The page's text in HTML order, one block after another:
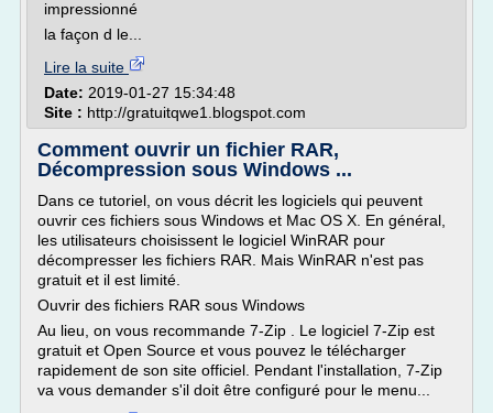
impressionné
la façon d le...
Lire la suite
Date: 2019-01-27 15:34:48
Site : http://gratuitqwe1.blogspot.com
Comment ouvrir un fichier RAR,
Décompression sous Windows ...
Dans ce tutoriel, on vous décrit les logiciels qui peuvent
ouvrir ces fichiers sous Windows et Mac OS X. En général,
les utilisateurs choisissent le logiciel WinRAR pour
décompresser les fichiers RAR. Mais WinRAR n'est pas
gratuit et il est limité.
Ouvrir des fichiers RAR sous Windows
Au lieu, on vous recommande 7-Zip . Le logiciel 7-Zip est
gratuit et Open Source et vous pouvez le télécharger
rapidement de son site officiel. Pendant l'installation, 7-Zip
va vous demander s'il doit être configuré pour le menu...